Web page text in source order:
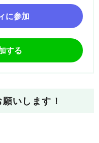
に参加
する
いします！